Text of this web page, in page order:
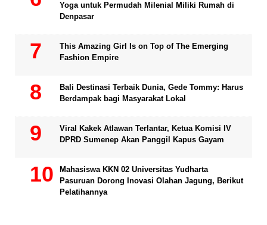
Yoga untuk Permudah Milenial Miliki Rumah di
Denpasar
This Amazing Girl Is on Top of The Emerging
Fashion Empire
Bali Destinasi Terbaik Dunia, Gede Tommy: Harus
Berdampak bagi Masyarakat Lokal
Viral Kakek Atlawan Terlantar, Ketua Komisi IV
DPRD Sumenep Akan Panggil Kapus Gayam
Mahasiswa KKN 02 Universitas Yudharta
Pasuruan Dorong Inovasi Olahan Jagung, Berikut
Pelatihannya